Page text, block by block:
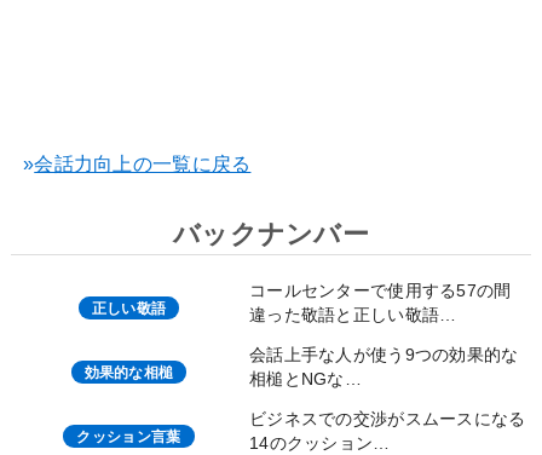
»会話力向上の一覧に戻る
バックナンバー
正しい敬語
コールセンターで使用する57の間
違った敬語と正しい敬語…
効果的な相槌
会話上手な人が使う9つの効果的な
相槌とNGな…
クッション言葉
ビジネスでの交渉がスムースになる
14のクッション…